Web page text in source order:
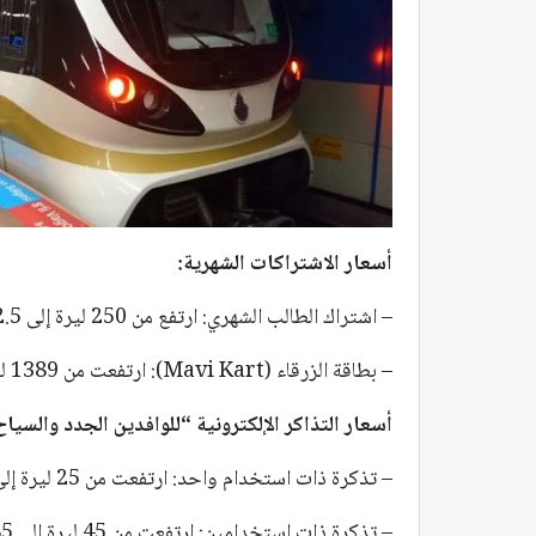
أسعار الاشتراكات الشهرية:
– اشتراك الطالب الشهري: ارتفع من 250 ليرة إلى 282.5 ليرة.
– بطاقة الزرقاء (Mavi Kart): ارتفعت من 1389 ليرة إلى 1569 ليرة.
أسعار التذاكر الإلكترونية “للوافدين الجدد
– تذكرة ذات استخدام واحد: ارتفعت من 25 ليرة إلى 28.25 ليرة.